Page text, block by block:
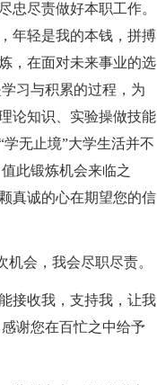
忠尽责做好本职工作。
年轻是我的本钱，拼搏
，在面对未来事业的选
习与积累的过程，为
论知识、实验操做技能
无止境”大学生活并不
此锻炼机会来临之
真诚的心在期望您的信
会，我会尽职尽责。
接收我，支持我，让我
谢您在百忙之中给予